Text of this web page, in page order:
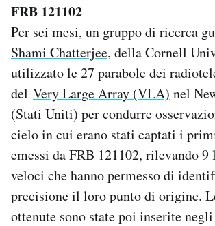
FRB 121102
Per sei mesi, un gruppo di ricerca
Shami Chatterjee, della Cornell
utilizzato le 27 parabole dei
del Very Large Array (VLA) nel
(Stati Uniti) per condurre
cielo in cui erano stati captati i
emessi da FRB 121102, rilevando
veloci che hanno permesso di
precisione il loro punto di origine.
ottenute sono state poi inserite